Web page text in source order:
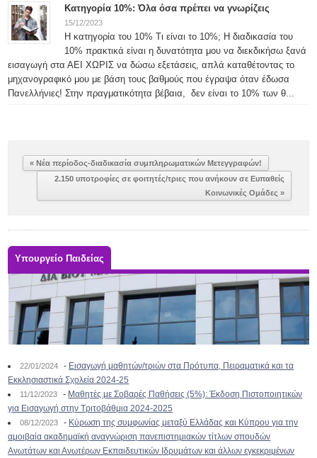
Κατηγορία 10%: Όλα όσα πρέπει να γνωρίζεις
15/12/2023
Η κατηγορία του 10% Τι είναι το 10%; Η διαδικασία του
10% πρακτικά είναι η δυνατότητα μου να διεκδικήσω ξανά
εισαγωγή στα ΑΕΙ ΧΩΡΙΣ να δώσω εξετάσεις, απλά καταθέτοντας το
μηχανογραφικό μου με βάση τους βαθμούς που έγραψα όταν έδωσα
Πανελλήνιες! Στην πραγματικότητα βέβαια, δεν είναι το 10% των θ...
« Νέα περίοδος-διαδικασία συμπληρωματικών Μετεγγραφών!
2.150 υποτροφίες σε φοιτητές/τριες που ανήκουν σε Ευπαθείς
Κοινωνικές Ομάδες »
Υπουργείο Παιδείας
22/01/2024 - Εισαγωγή μαθητών/τριών στα Πρότυπα, Πειραματικά και τα
Εκκλησιαστικά Σχολεία 2024-25
11/12/2023 - Μαθητές με Σοβαρές Παθήσεις (5%): Έκδοση Πιστοποιητικών
για Εισαγωγή στην Τριτοβάθμια 2024-2025
08/12/2023 - Κύρωση της συμφωνίας μεταξύ Ελλάδας και Κύπρου για την
αμοιβαία ακαδημαϊκή αναγνώριση πανεπιστημιακών τίτλων σπουδών
Ανωτάτων και Ανωτέρων Εκπαιδευτικών Ιδρυμάτων και άλλων εγκεκριμένων